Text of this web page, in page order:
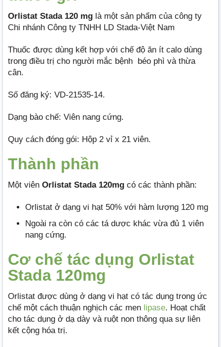
Orlistat Stada 120 mg là một sản phẩm của công ty
Chi nhánh Công ty TNHH LD Stada-Việt Nam
Thuốc được dùng kết hợp với chế độ ăn ít calo dùng
trong điều trị cho người mắc bệnh béo phì và thừa
cân.
Số đăng ký: VD-21535-14.
Dạng bào chế: Viên nang cứng.
Quy cách đóng gói: Hộp 2 vỉ x 21 viên.
Thành phần
Một viên Orlistat Stada 120mg có các thành phần:
Orlistat ở dạng vi hạt 50% với hàm lượng 120 mg
Ngoài ra còn có các tá dược khác vừa đủ 1 viên
nang cứng.
Cơ chế tác dụng Orlistat
Stada 120mg
Orlistat được dùng ở dạng vi hạt có tác dụng trong ức
chế một cách thuận nghịch các men lipase. Hoạt chất
cho tác dụng ở dạ dày và ruột non thông qua sự liên
kết cộng hóa trị.